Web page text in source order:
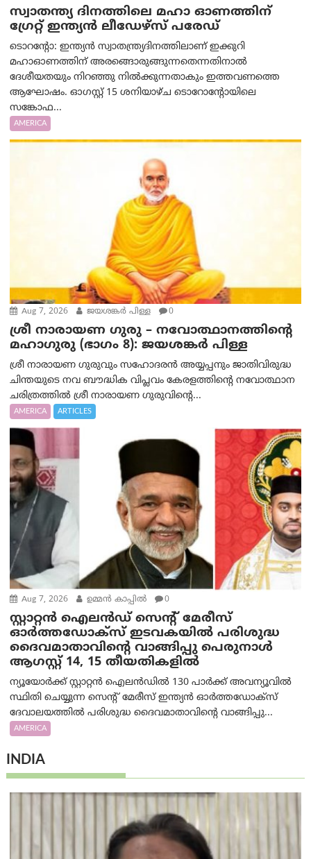
സ്വാതന്ത്യ ദിനത്തിലെ മഹാ ഓണത്തിന്
ഗ്രേറ്റ് ഇന്ത്യൻ ലീഡേഴ്സ് പരേഡ്
ടൊറന്റോ: ഇന്ത്യൻ സ്വാതന്ത്ര്യദിനത്തിലാണ് ഇക്കുറി
മഹാഓണത്തിന് അരങ്ങൊരുങ്ങുന്നതെന്നതിനാൽ
ദേശീയതയും നിറഞ്ഞു നിൽക്കുന്നതാകും ഇത്തവണത്തെ
ആഘോഷം. ഓഗസ്റ്റ് 15 ശനിയാഴ്ച ടൊറോന്റോയിലെ
സങ്കോഫ...
AMERICA
Aug 7, 2026 ജയശങ്കര്‍ പിള്ള 0
ശ്രീ നാരായണ ഗുരു – നവോത്ഥാനത്തിന്റെ
മഹാഗുരു (ഭാഗം 8): ജയശങ്കര്‍ പിള്ള
ശ്രീ നാരായണ ഗുരുവും സഹോദരൻ അയ്യപ്പനും ജാതിവിരുദ്ധ
ചിന്തയുടെ നവ ബൗദ്ധിക വിപ്ലവം കേരളത്തിന്റെ നവോത്ഥാന
ചരിത്രത്തിൽ ശ്രീ നാരായണ ഗുരുവിന്റെ...
AMERICA ARTICLES
Aug 7, 2026 ഉമ്മന്‍ കാപ്പില്‍ 0
സ്റ്റാറ്റൻ ഐലൻഡ് സെന്റ് മേരീസ്
ഓർത്തഡോക്സ് ഇടവകയിൽ പരിശുദ്ധ
ദൈവമാതാവിന്റെ വാങ്ങിപ്പു പെരുനാൾ
ആഗസ്റ്റ് 14, 15 തീയതികളിൽ
ന്യൂയോർക്ക് സ്റ്റാറ്റൻ ഐലൻഡിൽ 130 പാർക്ക് അവന്യൂവിൽ
സ്ഥിതി ചെയ്യുന്ന സെന്റ് മേരീസ് ഇന്ത്യൻ ഓർത്തഡോക്സ്
ദേവാലയത്തിൽ പരിശുദ്ധ ദൈവമാതാവിന്റെ വാങ്ങിപ്പു...
AMERICA
INDIA